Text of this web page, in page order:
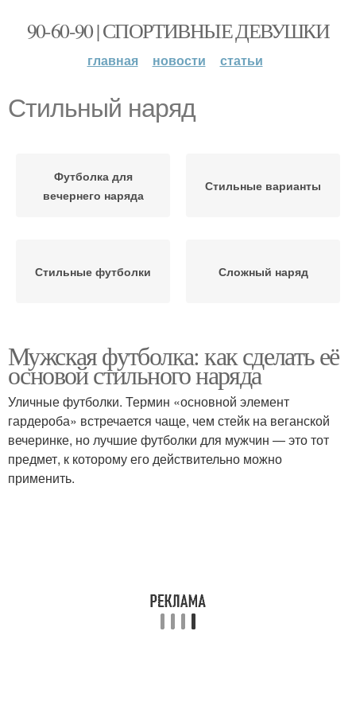
90-60-90 | СПОРТИВНЫЕ ДЕВУШКИ
главная новости статьи
Стильный наряд
Футболка для
вечернего наряда
Стильные варианты
Стильные футболки Сложный наряд
Мужская футболка: как сделать её
основой стильного наряда
Уличные футболки. Термин «основной элемент
гардероба» встречается чаще, чем стейк на веганской
вечеринке, но лучшие футболки для мужчин — это тот
предмет, к которому его действительно можно
применить.